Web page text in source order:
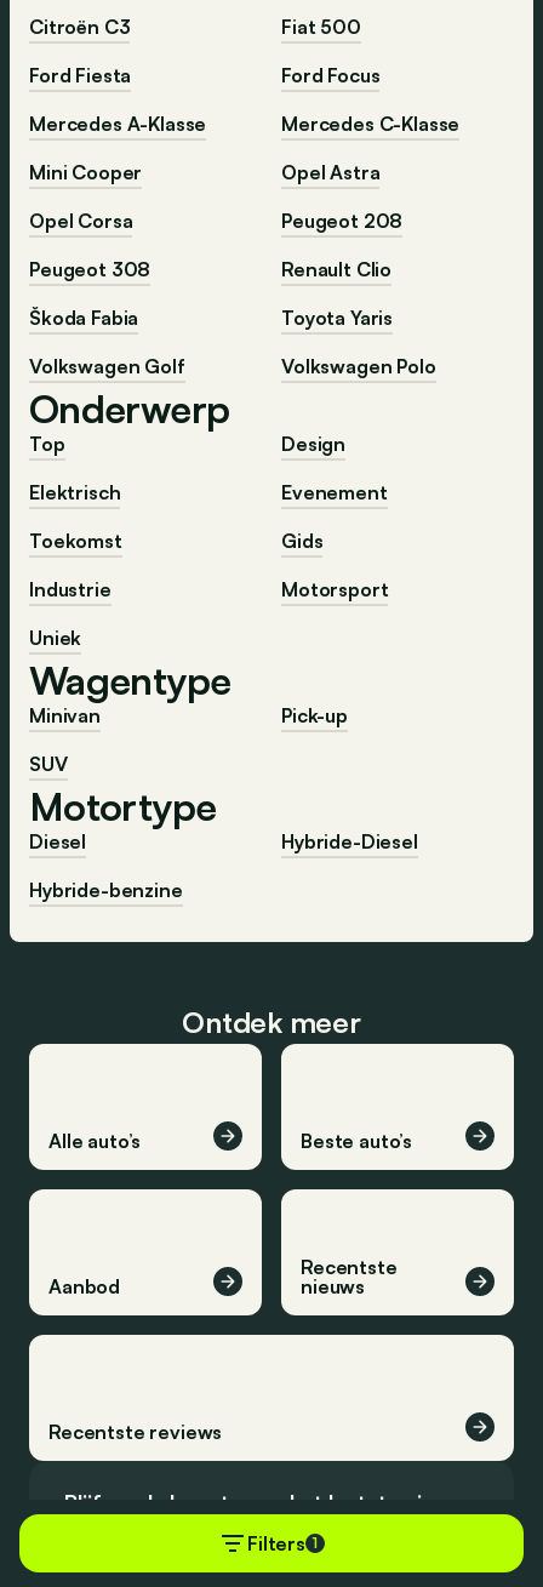
Filters 1
Citroën C3
Fiat 500
Ford Fiesta
Ford Focus
Mercedes A-Klasse
Mercedes C-Klasse
Mini Cooper
Opel Astra
Opel Corsa
Peugeot 208
Peugeot 308
Renault Clio
Škoda Fabia
Toyota Yaris
Volkswagen Golf
Volkswagen Polo
Onderwerp
Top
Design
Elektrisch
Evenement
Toekomst
Gids
Industrie
Motorsport
Uniek
Wagentype
Minivan
Pick-up
SUV
Motortype
Diesel
Hybride-Diesel
Hybride-benzine
Ontdek meer
Alle auto’s Beste auto’s
Aanbod
Recentste
nieuws
Recentste reviews
Blijf op de hoogte van het laatste nieuws.